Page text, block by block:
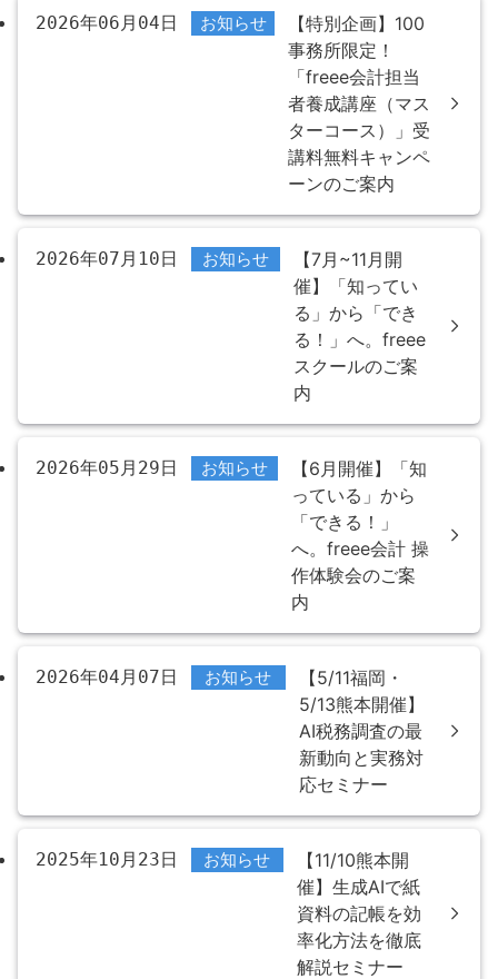
2026年06月04日 お知らせ
【特別企画】100
事務所限定！
「freee会計担当
者養成講座（マス
ターコース）」受
講料無料キャンペ
ーンのご案内
2026年07月10日 お知らせ
【7月~11月開
催】「知ってい
る」から「でき
る！」へ。freee
スクールのご案
内
2026年05月29日 お知らせ
【6月開催】「知
っている」から
「できる！」
へ。freee会計 操
作体験会のご案
内
2026年04月07日 お知らせ
【5/11福岡・
5/13熊本開催】
AI税務調査の最
新動向と実務対
応セミナー
2025年10月23日 お知らせ
【11/10熊本開
催】生成AIで紙
資料の記帳を効
率化方法を徹底
解説セミナー